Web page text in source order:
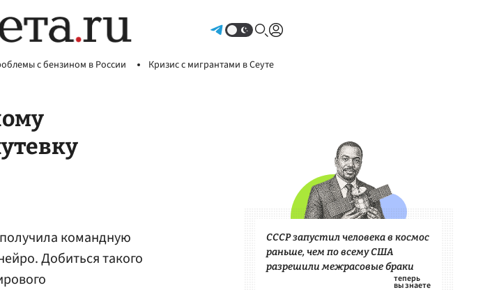
с бензином в России Кризис с мигрантами в Сеуте
командную
Добиться такого
СССР запустил человека в космос
раньше, чем по всему США
разрешили межрасовые браки